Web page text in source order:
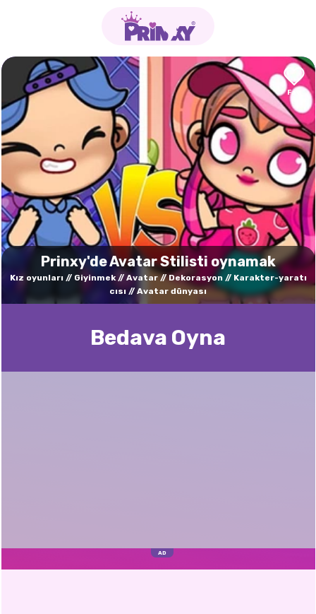
Prinxy'de Avatar Stilisti oynamak
Kız oyunları Giyinmek Avatar Dekorasyon
Karakter-yaratı
cısı
Avatar dünyası
Bedava Oyna